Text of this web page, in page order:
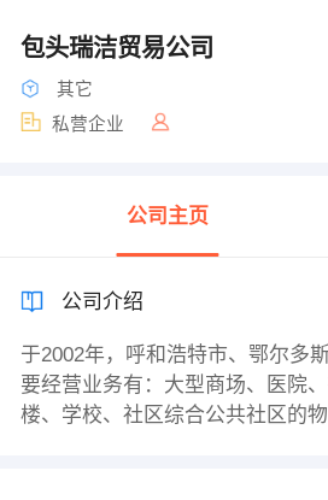
包头瑞洁贸易公司
其它
私营企业
公司主页
公司介绍
于2002年，呼和浩特市、鄂尔多
要经营业务有：大型商场、医院
楼、学校、社区综合公共社区的物